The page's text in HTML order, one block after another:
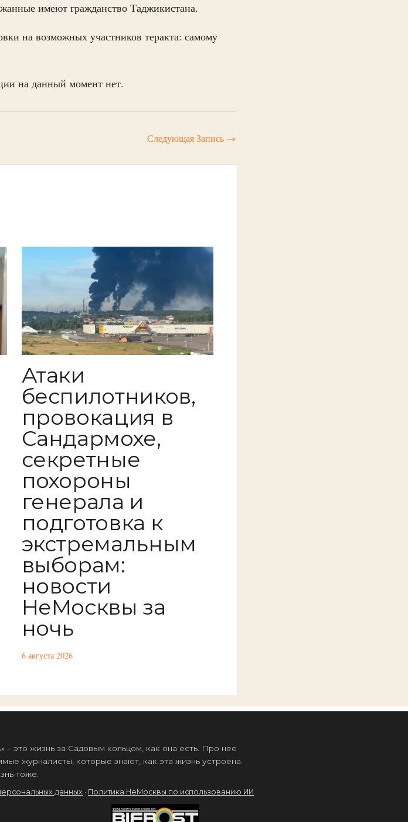
имеют гражданство Таджикистана.
на возможных участников теракта: самому
на данный момент нет.
Следующая Запись →
Атаки
беспилотников,
провокация в
Сандармохе,
секретные
похороны
генерала и
подготовка к
экстремальным
выборам:
новости
НеМосквы за
ночь
6 августа 2026
жизнь за Садовым кольцом, как она есть. Про нее
журналисты, которые знают, как эта жизнь устроена.
тоже.
данных · Политика НеМосквы по использованию ИИ